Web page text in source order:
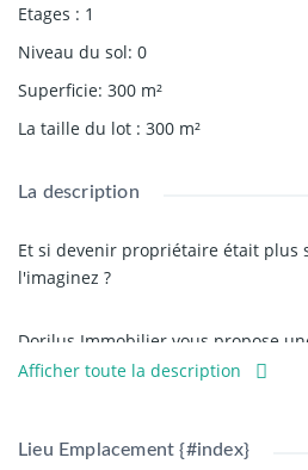
Etages : 1
Niveau du sol: 0
Superficie: 300 m²
La taille du lot : 300 m²
La description
Et si devenir propriétaire était plus
l'imaginez ?
Dorilus Immobilier vous propose
construite sur1/2 lot à Agoè
,
Afficher toute la description
Lieu Emplacement {#index}